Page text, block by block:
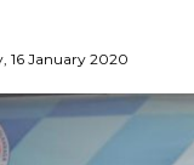
16 January 2020